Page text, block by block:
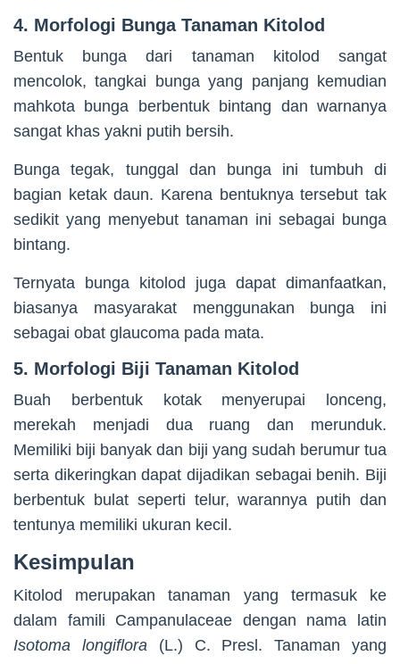
4. Morfologi Bunga Tanaman Kitolod
Bentuk bunga dari tanaman kitolod sangat
mencolok, tangkai bunga yang panjang kemudian
mahkota bunga berbentuk bintang dan warnanya
sangat khas yakni putih bersih.
Bunga tegak, tunggal dan bunga ini tumbuh di
bagian ketak daun. Karena bentuknya tersebut tak
sedikit yang menyebut tanaman ini sebagai bunga
bintang.
Ternyata bunga kitolod juga dapat dimanfaatkan,
biasanya masyarakat menggunakan bunga ini
sebagai obat glaucoma pada mata.
5. Morfologi Biji Tanaman Kitolod
Buah berbentuk kotak menyerupai lonceng,
merekah menjadi dua ruang dan merunduk.
Memiliki biji banyak dan biji yang sudah berumur tua
serta dikeringkan dapat dijadikan sebagai benih. Biji
berbentuk bulat seperti telur, warannya putih dan
tentunya memiliki ukuran kecil.
Kesimpulan
Kitolod merupakan tanaman yang termasuk ke
dalam famili Campanulaceae dengan nama latin
Isotoma longiflora(L.) C. Presl. Tanaman yang